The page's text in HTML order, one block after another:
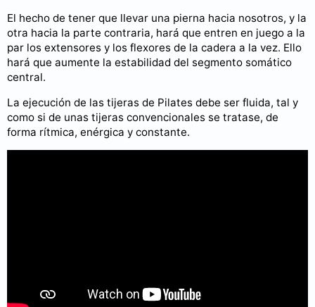
El hecho de tener que llevar una pierna hacia nosotros, y la
otra hacia la parte contraria, hará que entren en juego a la
par los extensores y los flexores de la cadera a la vez. Ello
hará que aumente la estabilidad del segmento somático
central.
La ejecución de las tijeras de Pilates debe ser fluida, tal y
como si de unas tijeras convencionales se tratase, de
forma rítmica, enérgica y constante.